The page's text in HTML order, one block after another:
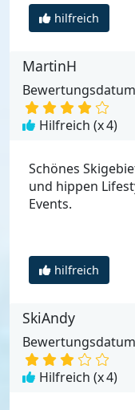
hilfreich
MartinH
Hilfreich (x4)
Schönes
und hippen
Events.
hilfreich
SkiAndy
Hilfreich (x4)